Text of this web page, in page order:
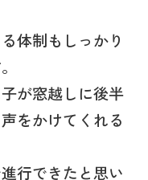
体制もしっかり
が窓越しに後半
をかけてくれる
行できたと思い